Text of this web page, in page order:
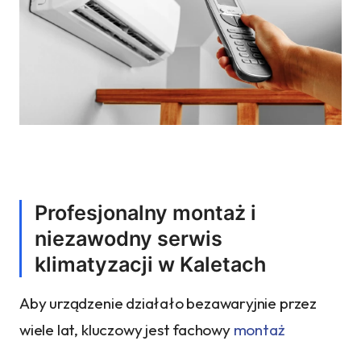
Profesjonalny montaż i
niezawodny serwis
klimatyzacji w Kaletach
Aby urządzenie działało bezawaryjnie przez
wiele lat, kluczowy jest fachowy montaż